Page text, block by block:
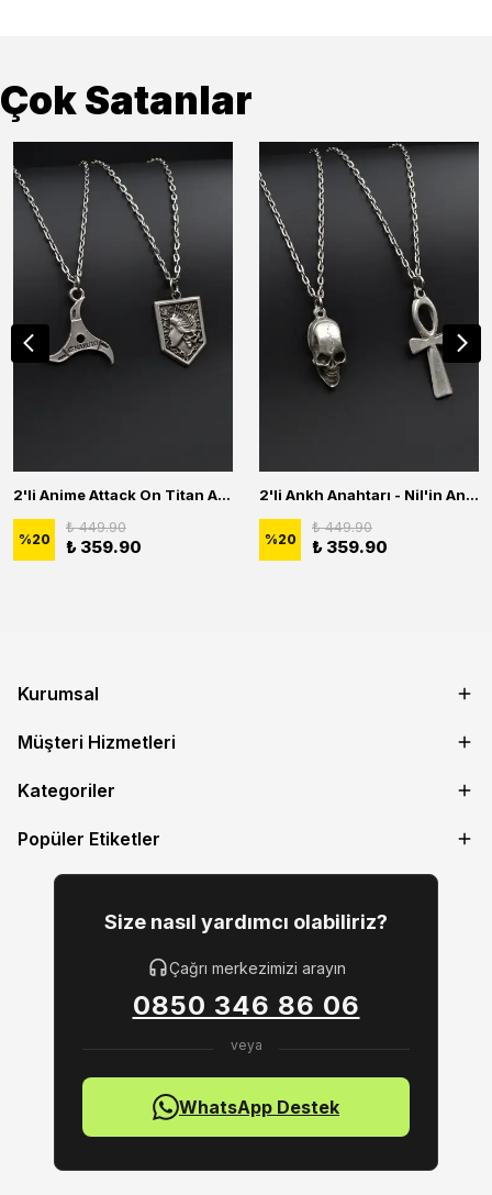
Çok Satanlar
2'li Anime Attack On Titan Acrylic Maria Anime Naruto Erkek Kadın Kolye Seti
%20
₺ 449.90
₺ 359.90
2'li Ankh Anahtarı - Nil'in Anahtarı - Kuru Kafa Erkek Kadın Kolye Seti
%20
₺ 449.90
₺ 359.90
Kurumsal
Müşteri Hizmetleri
Kategoriler
Popüler Etiketler
Size nasıl yardımcı olabiliriz?
Çağrı merkezimizi arayın
0850 346 86 06
WhatsApp Destek